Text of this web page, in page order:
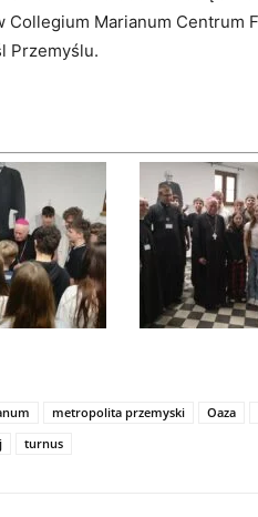
Collegium Marianum Centrum
Przemyślu.
metropolita przemyski Oaza
turnus